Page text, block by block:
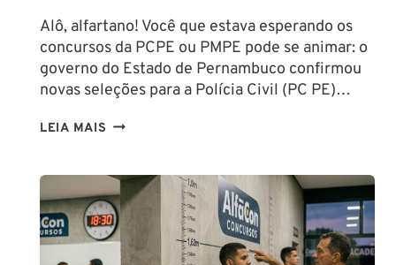
Alô, alfartano! Você que estava esperando os
concursos da PCPE ou PMPE pode se animar: o
governo do Estado de Pernambuco confirmou
novas seleções para a Polícia Civil (PC PE)…
LEIA MAIS CONCURSOS
PMPE
2026:
ATÉ